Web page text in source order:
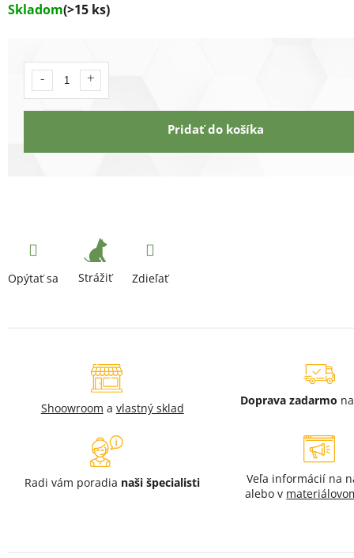
Skladom(>15 ks)
Pridať do košíka
Opýtať sa Strážiť Zdieľať
Shoowroom a vlastný sklad
Doprava zadarmo
Radi vám poradia naši špecialisti
Veľa informácií na
alebo v